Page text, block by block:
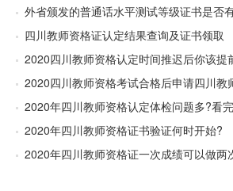
外省颁发的普通话水平测试等级证书是否
四川教师资格证认定结果查询及证书领取
2020四川教师资格认定时间推迟后你该提
2020四川教师资格考试合格后申请四川教
2020年四川教师资格认定体检问题多?看
2020年四川教师资格证书验证何时开始?
2020年四川教师资格证一次成绩可以做两